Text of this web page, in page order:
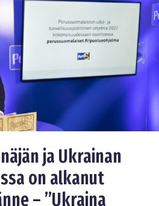
ja Ukrainan
on alkanut
– ”Ukraina